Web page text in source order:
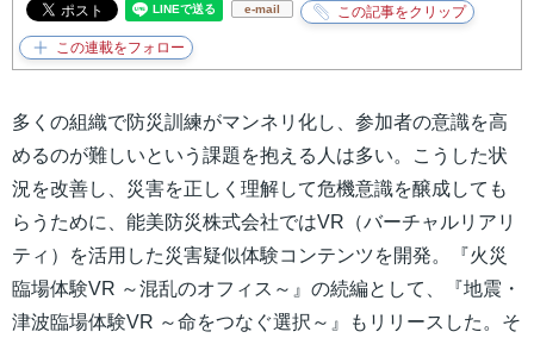
e-mail
多くの組織で防災訓練がマンネリ化し、参加者の意識を高
めるのが難しいという課題を抱える人は多い。こうした状
況を改善し、災害を正しく理解して危機意識を醸成しても
らうために、能美防災株式会社ではVR（バーチャルリアリ
ティ）を活用した災害疑似体験コンテンツを開発。『火災
臨場体験VR ～混乱のオフィス～』の続編として、『地震・
津波臨場体験VR ～命をつなぐ選択～』もリリースした。そ